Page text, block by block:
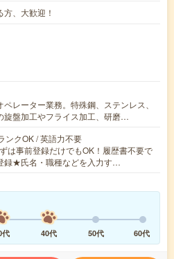
、大歓迎！
レーター業務。特殊鋼、ステンレス、
旋盤加工やフライス加工、研磨…
ンクOK / 英語力不要
は事前登録だけでもOK！履歴書不要で
録★氏名・職種などを入力す…
代 40代 50代 60代